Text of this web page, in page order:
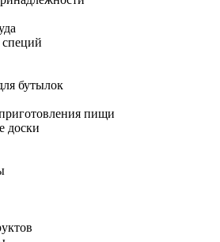
бутылок
пищи
доски